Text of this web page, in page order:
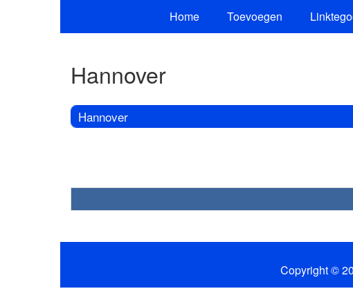
Home Toevoegen
Hannover
Hannover
Copyright ©